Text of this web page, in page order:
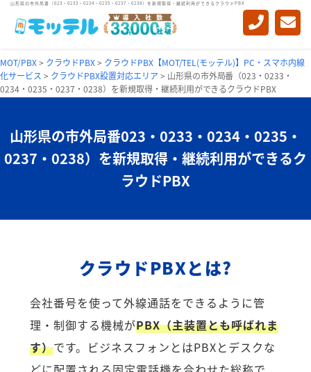
山形県の市外局番（023・0233・0234・0235・0237・0238）を新規取得・継続利用ができるクラウドPBX
MOT/PBX> クラウドPBX> クラウドPBX【MOT/TEL(モッテル)】PC・スマホ内線
化サービス > クラウドPBX設置対応エリア > 山形県の市外局番（023・0233・
0234・0235・0237・0238）を新規取得・継続利用ができるクラウドPBX
山形県の市外局番023・0233・0234・0235・
0237・0238）を新規取得・継続利用ができるク
ラウドPBX
クラウドPBXとは?
会社番号を使って外線通話をできるように管
理・制御する機械がPBX（主装置とも呼ばれま
す）です。ビジネスフォンとはPBXとデスクな